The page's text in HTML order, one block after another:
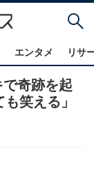
エンタメ リサ
奇跡を起
笑える」